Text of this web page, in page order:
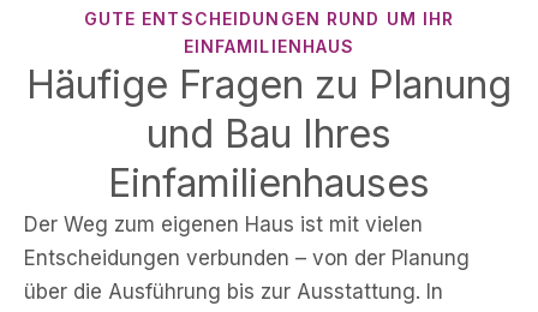
GUTE ENTSCHEIDUNGEN RUND UM IHR
EINFAMILIENHAUS
Häufige Fragen zu Planung
und Bau Ihres
Einfamilienhauses
Der Weg zum eigenen Haus ist mit vielen
Entscheidungen verbunden – von der Planung
über die Ausführung bis zur Ausstattung. In